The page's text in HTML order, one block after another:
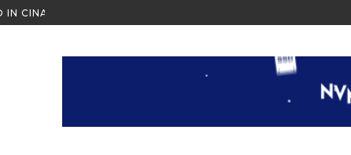
CINA ALL’ULTIMO MOMENTO